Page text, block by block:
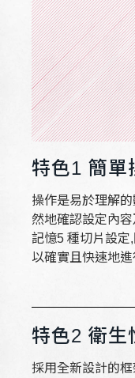
特色1 簡單
操作是易於理解
然地確認設定內
記憶5 種切片設定
以確實且快速地進
特色2 衛生
採用全新設計的